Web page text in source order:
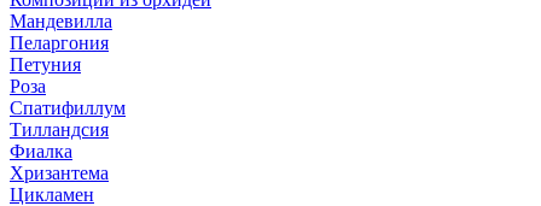
Мандевилла
Пеларгония
Петуния
Роза
Спатифиллум
Тилландсия
Фиалка
Хризантема
Цикламен